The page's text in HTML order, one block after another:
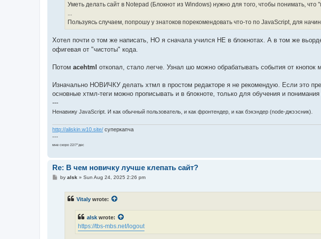
Уметь делать сайт в Notepad (Блокнот из Windows) нужно для того, чтобы понимать, что
...
Пользуясь случаем, попрошу у знатоков порекомендовать что-то по JavaScript, для
Хотел почти о том же написать, НО я сначала учился НЕ в блокнотах. А в том же
офигевая от "чистоты" кода.
Потом acehtml откопал, стало легче. Узнал шо можно обрабатывать события от кнопок
Изначально НОВИЧКУ делать хтмл в простом редакторе я не рекомендую. Если это
основные хтмл-теги можно прописывать и в блокноте, только для обучения и понимания
---
Ненавижу JavaScript. И как обычный пользователь, и как фронтендер, и как бэкэндер (node-джээсник).
http://aliskin.w10.site/ суперкапча
---
мне скоро 22/7*дес
Re: В чем новичку лучше клепать сайт?
Pby alsk » Sun Aug 24, 2025 2:26 pm
Vitaly wrote:
alsk wrote:
https://tbs-mbs.net/logout